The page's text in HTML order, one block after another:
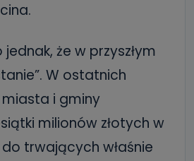
że w przyszłym
W ostatnich
i gminy
milionów złotych w
trwających właśnie